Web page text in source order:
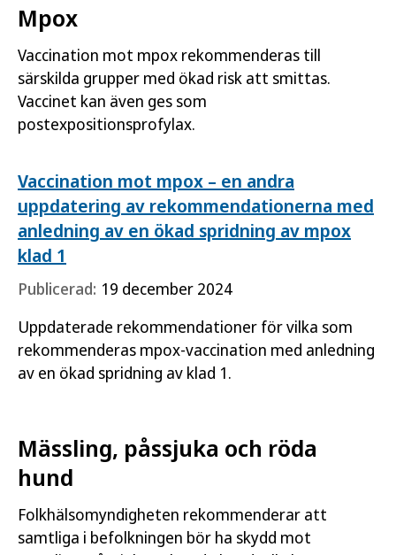
Mpox
Vaccination mot mpox rekommenderas till
särskilda grupper med ökad risk att smittas.
Vaccinet kan även ges som
postexpositionsprofylax.
Vaccination mot mpox – en andra
uppdatering av rekommendationerna med
anledning av en ökad spridning av mpox
klad 1
Publicerad: 19 december 2024
Uppdaterade rekommendationer för vilka som
rekommenderas mpox-vaccination med anledning
av en ökad spridning av klad 1.
Mässling, påssjuka och röda
hund
Folkhälsomyndigheten rekommenderar att
samtliga i befolkningen bör ha skydd mot